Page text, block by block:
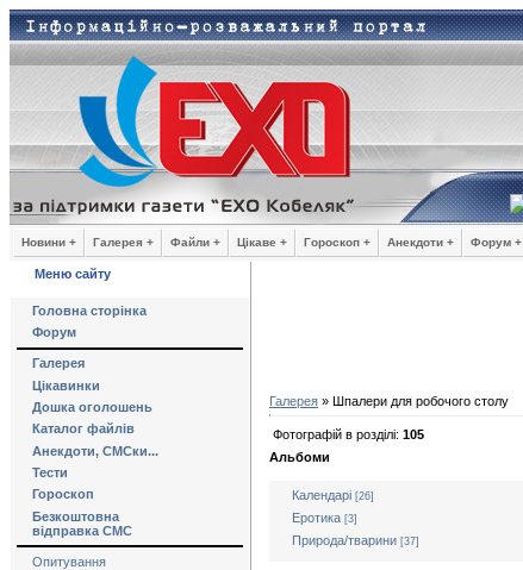
Новини + Галерея + Файли + Цікаве + Гороскоп + Анекдоти + Форум +
Меню сайту
Головна сторінка
Форум
Галерея
Цікавинки
Дошка оголошень
Каталог файлів
Анекдоти, СМСки...
Тести
Гороскоп
Безкоштовна
відправка СМС
Опитування
Галерея » Шпалери для робочого столу
Фотографій в розділі: 105
Альбоми
Календарі [26]
Еротика [3]
Природа/тварини [37]